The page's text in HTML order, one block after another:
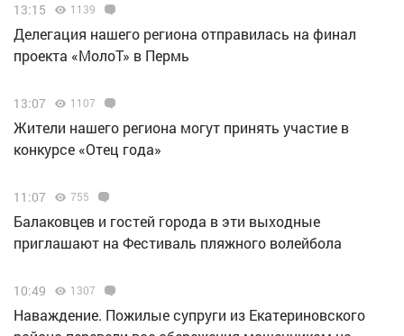
13:15 1139
Делегация нашего региона отправилась на финал
проекта «МолоТ» в Пермь
13:07 1107
Жители нашего региона могут принять участие в
конкурсе «Отец года»
11:07 755
Балаковцев и гостей города в эти выходные
приглашают на Фестиваль пляжного волейбола
10:49 1307
Наваждение. Пожилые супруги из Екатериновского